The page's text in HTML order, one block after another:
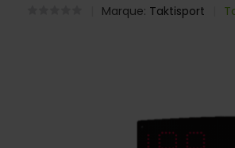
Marque: Taktisport